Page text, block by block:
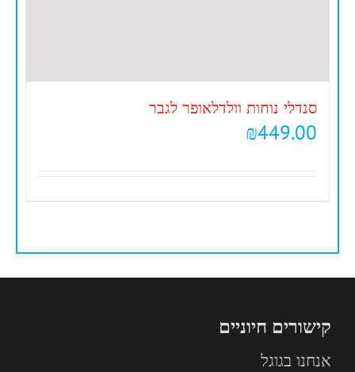
סנדלי נוחות וולדלאופר לגבר
₪449.00
קישורים חיוניים
אנחנו בגוגל